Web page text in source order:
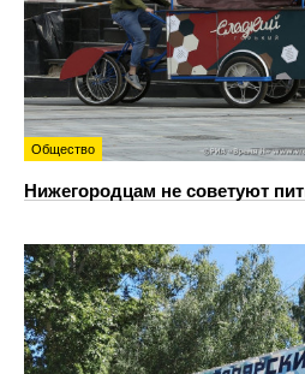
Общество
Нижегородцам не советуют